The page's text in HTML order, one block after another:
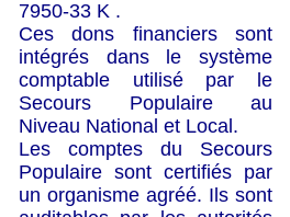
7950-33 K .
Ces dons financiers sont
intégrés dans le système
comptable utilisé par le
Secours Populaire au
Niveau National et Local.
Les comptes du Secours
Populaire sont certifiés par
un organisme agréé. Ils sont